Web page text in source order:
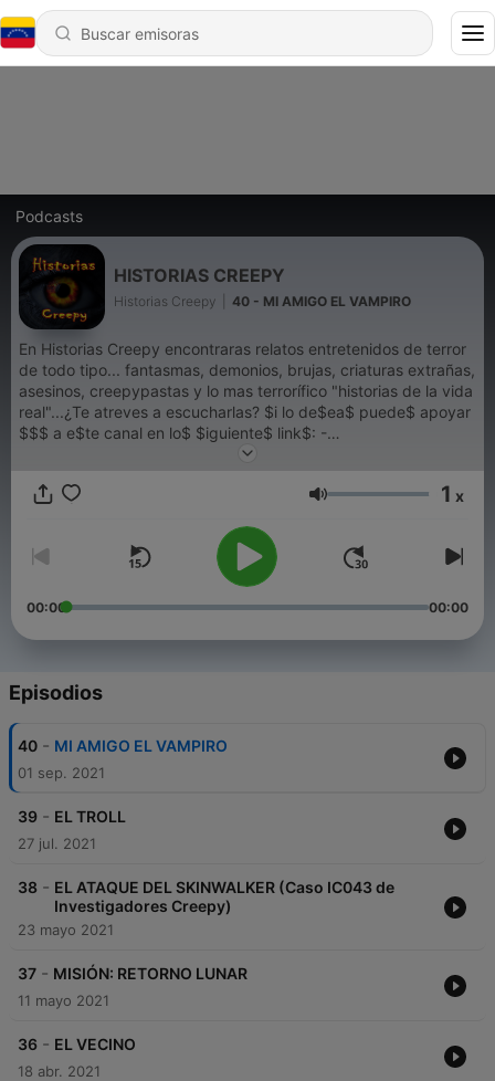
Podcasts
HISTORIAS CREEPY
Historias Creepy 40 - MI AMIGO EL VAMPIRO
En Historias Creepy encontraras relatos entretenidos de terror
de todo tipo... fantasmas, demonios, brujas, criaturas extrañas,
asesinos, creepypastas y lo mas terrorífico "historias de la vida
real"...¿Te atreves a escucharlas? $i lo de$ea$ puede$ apoyar
$$$ a e$te canal en lo$ $iguiente$ link$: -
https://www.paypal.com/paypalme/hifistudio -
tu donativo!
Volumen 1 x
00:00 00:00
Episodios
40 - MI AMIGO EL VAMPIRO
01 sep. 2021
39 - EL TROLL
27 jul. 2021
38 - EL ATAQUE DEL SKINWALKER (Caso IC043 de
Investigadores Creepy)
23 mayo 2021
37 - MISIÓN: RETORNO LUNAR
11 mayo 2021
36 - EL VECINO
18 abr. 2021